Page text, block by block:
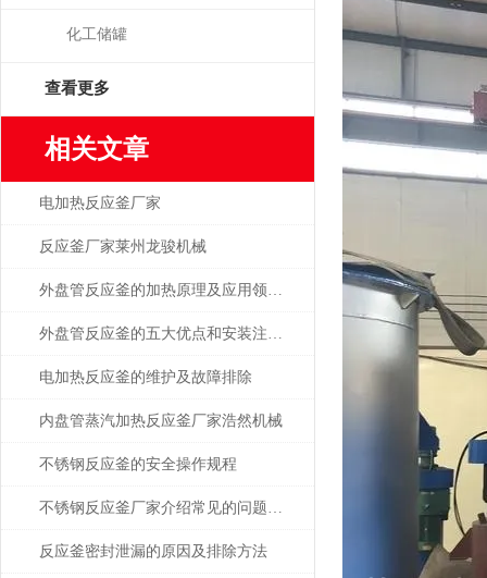
化工储罐
查看更多
相关文章
电加热反应釜厂家
反应釜厂家莱州龙骏机械
外盘管反应釜的加热原理及应用领域是怎么样的？
外盘管反应釜的五大优点和安装注意事项是什么？
电加热反应釜的维护及故障排除
内盘管蒸汽加热反应釜厂家浩然机械
不锈钢反应釜的安全操作规程
不锈钢反应釜厂家介绍常见的问题以及解决方法
反应釜密封泄漏的原因及排除方法